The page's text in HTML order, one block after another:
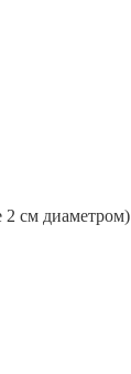
2 см диаметром)